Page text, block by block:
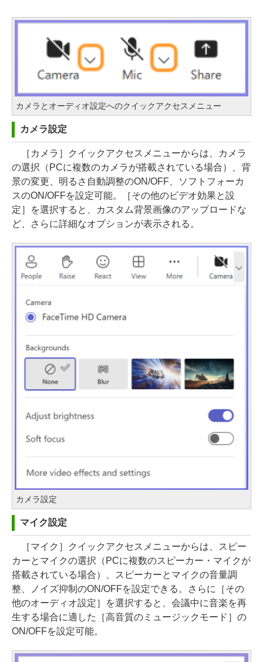
カメラとオーディオ設定へのクイックアクセスメニュー
カメラ設定
［カメラ］クイックアクセスメニューからは、カメラ
の選択（PCに複数のカメラが搭載されている場合）、背
景の変更、明るさ自動調整のON/OFF、ソフトフォーカ
スのON/OFFを設定可能。［その他のビデオ効果と設
定］を選択すると、カスタム背景画像のアップロードな
ど、さらに詳細なオプションが表示される。
カメラ設定
マイク設定
［マイク］クイックアクセスメニューからは、スピー
カーとマイクの選択（PCに複数のスピーカー・マイクが
搭載されている場合）、スピーカーとマイクの音量調
整、ノイズ抑制のON/OFFを設定できる。さらに［その
他のオーディオ設定］を選択すると、会議中に音楽を再
生する場合に適した［高音質のミュージックモード］の
ON/OFFを設定可能。